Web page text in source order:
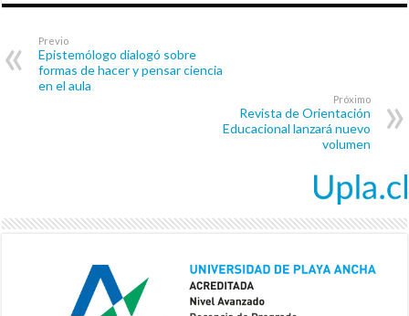
Previo
Epistemólogo dialogó sobre
formas de hacer y pensar ciencia
en el aula
Próximo
Revista de Orientación
Educacional lanzará nuevo
volumen